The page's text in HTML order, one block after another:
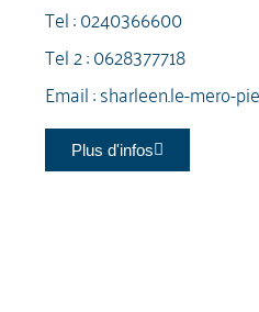
Tel :0240366600
Tel 2 :0628377718
Email :sharleen.le-mero-
Plus d'infos